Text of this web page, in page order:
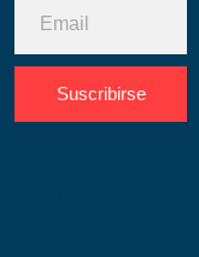
Suscribirse